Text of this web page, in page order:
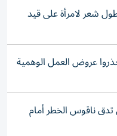
شعر لامرأة على قيد
عروض العمل الوهمية
ناقوس الخطر أمام